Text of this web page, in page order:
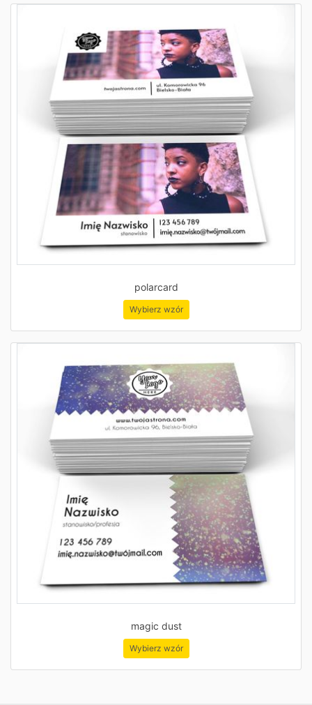
polarcard
Wybierz wzór
magic dust
Wybierz wzór